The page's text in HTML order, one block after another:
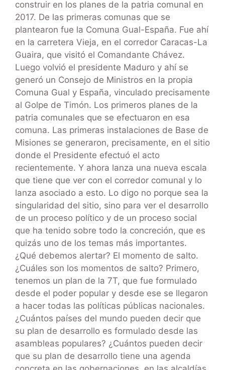
construir en los planes de la patria comunal en
2017. De las primeras comunas que se
plantearon fue la Comuna Gual-España. Fue ahí
en la carretera Vieja, en el corredor Caracas-La
Guaira, que visitó el Comandante Chávez.
Luego volvió el presidente Maduro y ahí se
generó un Consejo de Ministros en la propia
Comuna Gual y España, vinculado precisamente
al Golpe de Timón. Los primeros planes de la
patria comunales que se efectuaron en esa
comuna. Las primeras instalaciones de Base de
Misiones se generaron, precisamente, en el sitio
donde el Presidente efectuó el acto
recientemente. Y ahora lanza una nueva escala
que tiene que ver con el corredor comunal y lo
lanza asociado a esto. Lo digo no porque sea la
singularidad del sitio, sino para ver el desarrollo
de un proceso político y de un proceso social
que ha tenido sobre todo la concreción, que es
quizás uno de los temas más importantes.
¿Qué debemos alertar? El momento de salto.
¿Cuáles son los momentos de salto? Primero,
tenemos un plan de la 7T, que fue formulado
desde el poder popular y desde ese se llegaron
a hacer todas las políticas públicas nacionales.
¿Cuántos países del mundo pueden decir que
su plan de desarrollo es formulado desde las
asambleas populares? ¿Cuántos pueden decir
que su plan de desarrollo tiene una agenda